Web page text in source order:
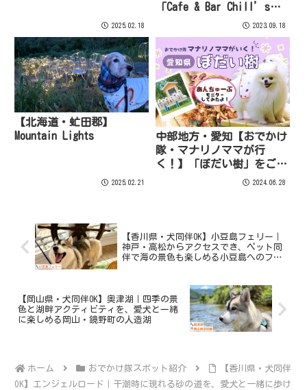
2025.02.18
「Cafe & Bar Chill’s
Kyoto」のご紹介！2023.09.18
【北海道・虻田郡】
Mountain Lights
2025.02.21
中部地方・愛知【おでかけ
隊・マナリノママが行
く！】「ぼだい樹」をご紹
2024.06.28
【香川県・犬同伴OK】小豆島フェリー｜
神戸・高松からアクセスでき、ペット同
伴で海の景色も楽しめる小豆島へのフェ
【岡山県・犬同伴OK】奥津湖｜四季の景
色と湖畔アクティビティを、愛犬と一緒
に楽しめる岡山・鏡野町の人造湖
ホーム おでかけ隊スポット紹介
【香川県・犬同伴
OK】エンジェルロード｜干潮時に現れる砂の道を、愛犬と一緒に歩け